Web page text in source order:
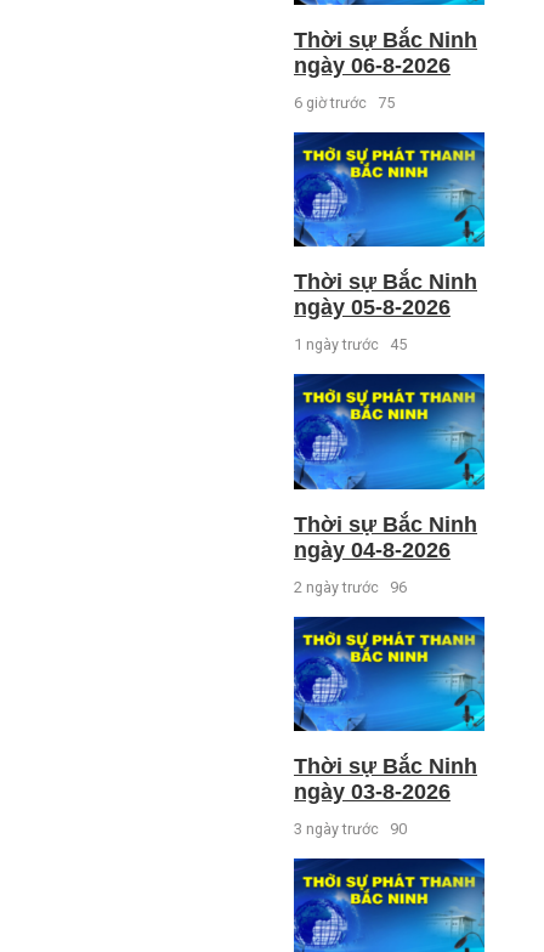
Thời sự Bắc Ninh
ngày 06-8-2026
6 giờ trước 75
Thời sự Bắc Ninh
ngày 05-8-2026
1 ngày trước 45
Thời sự Bắc Ninh
ngày 04-8-2026
2 ngày trước 96
Thời sự Bắc Ninh
ngày 03-8-2026
3 ngày trước 90